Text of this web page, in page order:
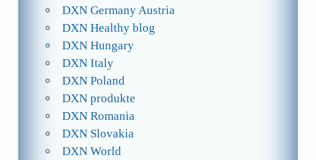
DXN Germany Austria
DXN Healthy blog
DXN Hungary
DXN Italy
DXN Poland
DXN produkte
DXN Romania
DXN Slovakia
DXN World